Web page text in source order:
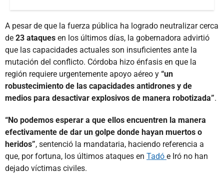
A pesar de que la fuerza pública ha logrado neutralizar cerca
de 23 ataques en los últimos días, la gobernadora advirtió
que las capacidades actuales son insuficientes ante la
mutación del conflicto. Córdoba hizo énfasis en que la
región requiere urgentemente apoyo aéreo y “un
robustecimiento de las capacidades antidrones y de
medios para desactivar explosivos de manera robotizada”.
“No podemos esperar a que ellos encuentren la manera
efectivamente de dar un golpe donde hayan muertos o
heridos”, sentenció la mandataria, haciendo referencia a
que, por fortuna, los últimos ataques en Tadó e Iró no han
dejado víctimas civiles.